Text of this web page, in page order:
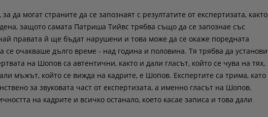
да могат страните да се запознаят с резултатите от експертизата, както
защото самата Патриша Тийвс трябва също да се запознае със
правата й ще бъдат нарушени и това може да се окаже поредната
се очакваше дълго време - над година и половина. Тя трябва да установи
на Шопов са автентични, както и дали гласът, който се чува на тях,
мъжът, който се вижда на кадрите, е Шопов. Експертите са трима, като
за звуковата част от експертизата, а именно гласът на Шопов.
на кадрите и всичко останало, което касае записа и това дали